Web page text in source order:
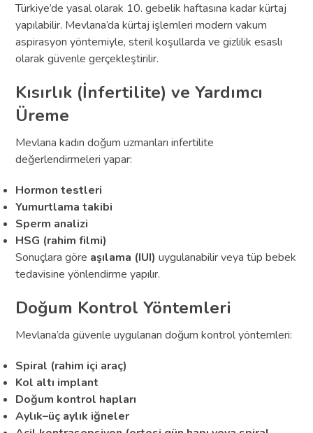
Türkiye’de yasal olarak 10. gebelik haftasına kadar kürtaj
yapılabilir. Mevlana’da kürtaj işlemleri modern vakum
aspirasyon yöntemiyle, steril koşullarda ve gizlilik esaslı
olarak güvenle gerçekleştirilir.
Kısırlık (İnfertilite) ve Yardımcı
Üreme
Mevlana kadın doğum uzmanları infertilite
değerlendirmeleri yapar:
Hormon testleri
Yumurtlama takibi
Sperm analizi
HSG (rahim filmi)
Sonuçlara göre aşılama (IUI) uygulanabilir veya tüp bebek
tedavisine yönlendirme yapılır.
Doğum Kontrol Yöntemleri
Mevlana’da güvenle uygulanan doğum kontrol yöntemleri:
Spiral (rahim içi araç)
Kol altı implant
Doğum kontrol hapları
Aylık–üç aylık iğneler